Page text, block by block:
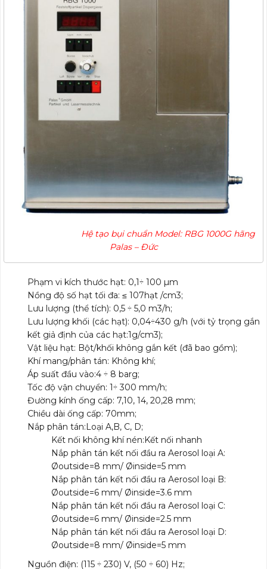
Hệ tạo bụi chuẩn Model: RBG 1000G hãng
Palas – Đức
Phạm vi kích thước hạt: 0,1÷ 100 µm
Nồng độ số hạt tối đa: ≤ 107hạt /cm3;
Lưu lượng (thể tích): 0,5 ÷ 5,0 m3/h;
Lưu lượng khối (các hạt): 0,04÷430 g/h (với tỷ trọng gắn
kết giả định của các hạt:1g/cm3);
Vật liệu hạt: Bột/khối không gắn kết (đã bao gồm);
Khí mang/phân tán: Không khí;
Áp suất đầu vào:4 ÷ 8 barg;
Tốc độ vận chuyển: 1÷ 300 mm/h;
Đường kính ống cấp: 7,10, 14, 20,28 mm;
Chiều dài ống cấp: 70mm;
Nắp phân tán:Loại A,B, C, D;
Kết nối không khí nén:Kết nối nhanh
Nắp phân tán kết nối đầu ra Aerosol loại A:
Øoutside=8 mm/ Øinside=5 mm
Nắp phân tán kết nối đầu ra Aerosol loại B:
Øoutside=6 mm/ Øinside=3.6 mm
Nắp phân tán kết nối đầu ra Aerosol loại C:
Øoutside=6 mm/ Øinside=2.5 mm
Nắp phân tán kết nối đầu ra Aerosol loại D:
Øoutside=8 mm/ Øinside=5 mm
Nguồn điện: (115 ÷ 230) V, (50 ÷ 60) Hz;